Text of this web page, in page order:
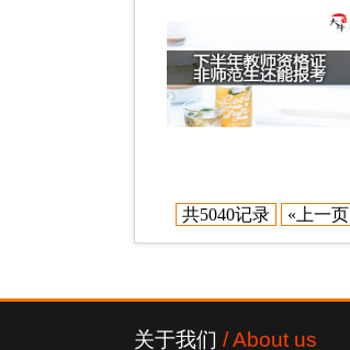
共5040记录 «上一页
关于我们 / About us